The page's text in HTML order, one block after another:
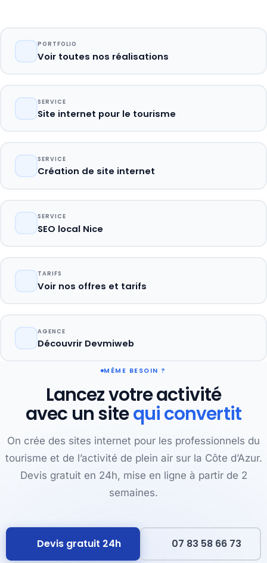
PORTFOLIO
Voir toutes nos réalisations
SERVICE
Site internet pour le tourisme
SERVICE
Création de site internet
SERVICE
SEO local Nice
TARIFS
Voir nos offres et tarifs
AGENCE
Découvrir Devmiweb
MÊME BESOIN ?
Lancez votre activité
avec un sitequi convertit
On crée des sites internet pour les professionnels du
tourisme et de l’activité de plein air sur la Côte d’Azur.
Devis gratuit en 24h, mise en ligne à partir de 2
semaines.
Devis gratuit 24h 07 83 58 66 73